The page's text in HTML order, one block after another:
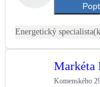
Markéta
Komenského